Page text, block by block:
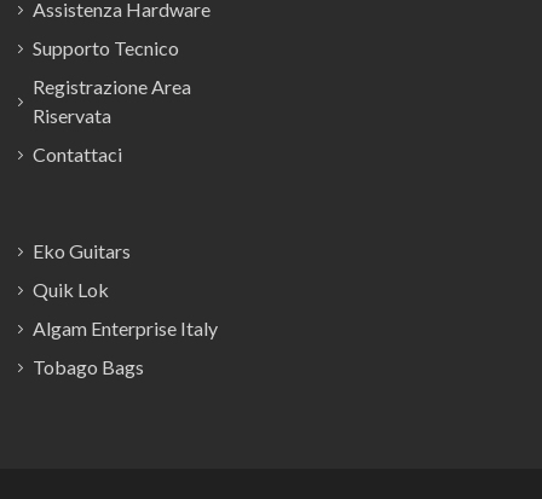
Assistenza Hardware
Supporto Tecnico
Registrazione Area
Riservata
Contattaci
Eko Guitars
Quik Lok
Algam Enterprise Italy
Tobago Bags